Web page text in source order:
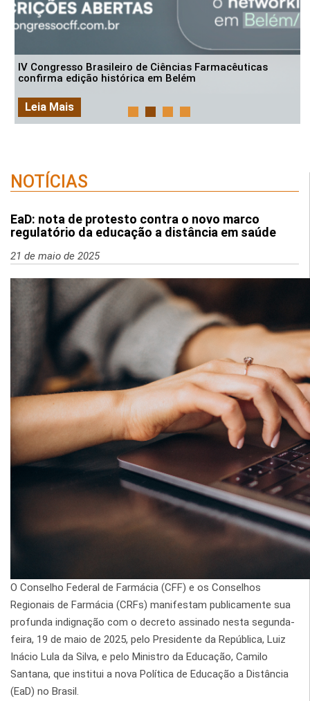
IV Congresso Brasileiro de Ciências Farmacêuticas
confirma edição histórica em Belém
Leia Mais
NOTÍCIAS
EaD: nota de protesto contra o novo marco
regulatório da educação a distância em saúde
21 de maio de 2025
O Conselho Federal de Farmácia (CFF) e os Conselhos
Regionais de Farmácia (CRFs) manifestam publicamente sua
profunda indignação com o decreto assinado nesta segunda-
feira, 19 de maio de 2025, pelo Presidente da República, Luiz
Inácio Lula da Silva, e pelo Ministro da Educação, Camilo
Santana, que institui a nova Política de Educação a Distância
(EaD) no Brasil.